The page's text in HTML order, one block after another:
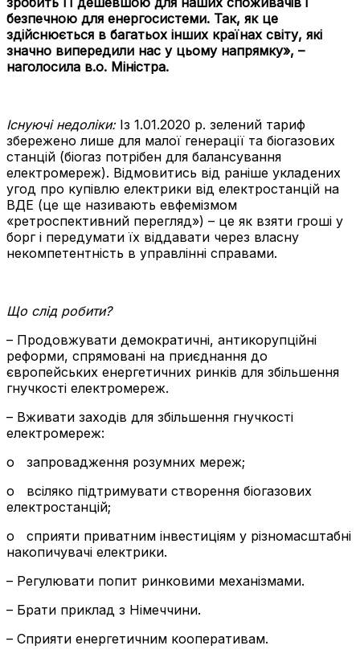
безпечною для енергосистеми. Так, як це
здійснюється в багатьох інших країнах світу, які
значно випередили нас у цьому напрямку», –
наголосила в.о. Міністра.
Існуючі недоліки:Із 1.01.2020 р. зелений тариф
збережено лише для малої генерації та біогазових
станцій (біогаз потрібен для балансування
електромереж). Відмовитись від раніше укладених
угод про купівлю електрики від електростанцій на
ВДЕ (це ще називають евфемізмом
«ретроспективний перегляд») – це як взяти гроші у
борг і передумати їх віддавати через власну
некомпетентність в управлінні справами.
Що слід робити?
– Продовжувати демократичні, антикорупційні
реформи, спрямовані на приєднання до
європейських енергетичних ринків для збільшення
гнучкості електромереж.
– Вживати заходів для збільшення гнучкості
електромереж:
o
запровадження розумних мереж;
o
всіляко підтримувати створення біогазових
електростанцій;
o
сприяти приватним інвестиціям у різномасштабні
накопичувачі електрики.
– Регулювати попит ринковими механізмами.
– Брати приклад з Німеччини.
– Сприяти енергетичним кооперативам.